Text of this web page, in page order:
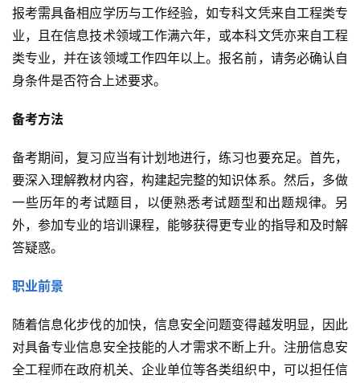
报考需具备相应学历与工作经验，如专科文凭来自工程类专
业，且在信息技术领域工作满六年，或本科文凭亦来自工程
类专业，并在该领域工作四年以上。报名前，请务必确认自
身条件是否符合上述要求。
备考方法
备考期间，复习应当有计划地进行，练习也要充足。首先，
要深入理解教材内容，构建起完整的知识体系。然后，多做
一些历年的考试题目，以便熟悉考试题型和出题规律。另
外，参加专业的培训课程，能够获得更专业的指导和及时解
答疑惑。
职业前景
随着信息化步伐的加快，信息安全问题变得越发明显，因此
对具备专业信息安全技能的人才需求不断上升。注册信息安
全工程师在政府机关、企业单位等各类组织中，可以担任信